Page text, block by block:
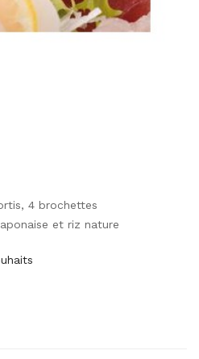
4 brochettes
et riz nature